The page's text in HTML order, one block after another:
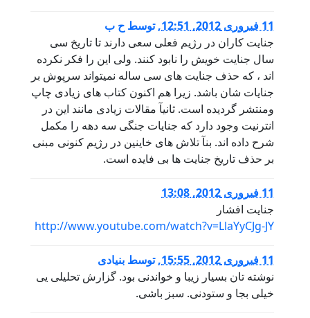
11 فبروری 2012, 12:51 ,توسط ح ب
جنایت کاران در رژیم فعلی سعی دارند تا تاریخ سی
سال جنایت خویش را نابود کنند. ولی این را فکر نکرده
اند ، که حذف جنایت های سی ساله نمیتواند سرپوش بر
جنایات شان باشد. زیرا هم اکنون کتاب های زیادی چاپ
ومنتشر گردیده است. ثانیآ مقالات زیادی مانند این در
انترنیت وجود دارد که جنایات جنگی سه دهه را مکمل
شرح داده اند. بنآ تلاش های خاینین در رژیم کنونی مبنی
بر حذف تاریخ جنایت ها بی فایده است.
11 فبروری 2012, 13:08
جنایت افشار
http://www.youtube.com/watch?v=LlaYyCJg-JY
11 فبروری 2012, 15:55 ,توسط بنیادی
نوشته تان بسیار زیبا و خواندنی بود. گزارش تحلیلی یی
خیلی بجا و ستودنی. سبز باشی.